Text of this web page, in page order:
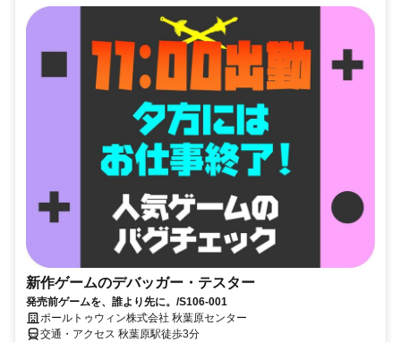
新作ゲームのデバッガー・テスター
発売前ゲームを、誰より先に。/S106-001
ポールトゥウィン株式会社 秋葉原センター
交通・アクセス 秋葉原駅徒歩3分